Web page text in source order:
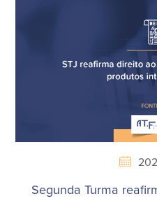
Segunda Turma